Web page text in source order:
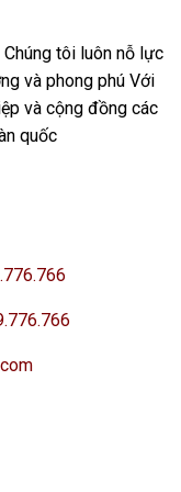
tôi luôn nỗ lực
và phong phú Với
và cộng đồng các
quốc